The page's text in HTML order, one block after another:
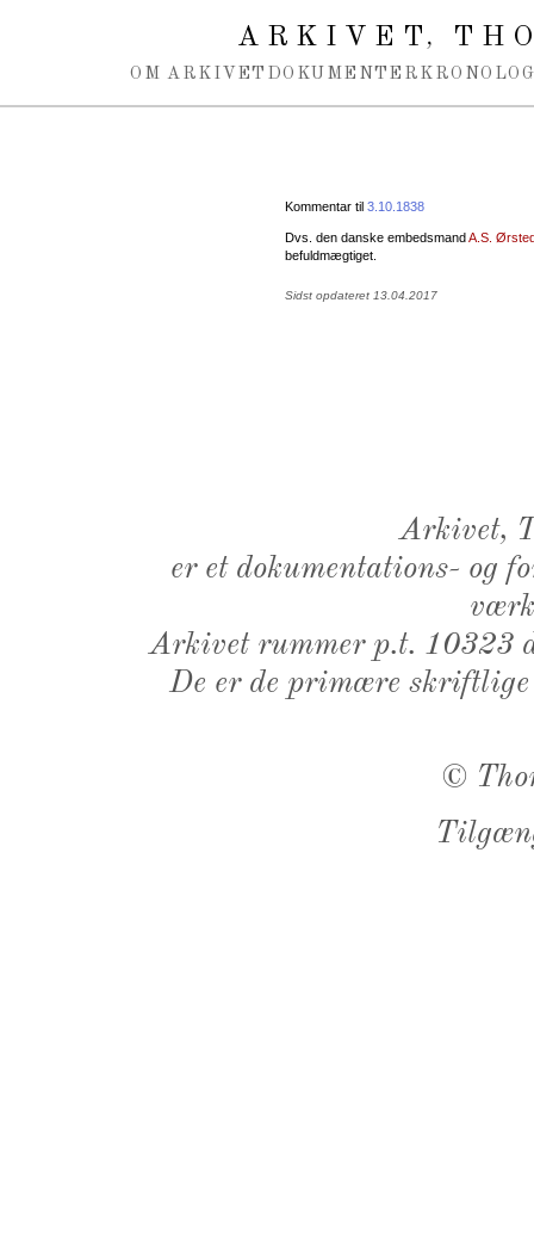
ARKIVET,
OM ARKIVET DOKUMENTER
Kommentar til 3.10.1838
Dvs. den danske embedsmandA.S.
befuldmægtiget.
Sidst opdateret 13.04.2017
Arkivet,
er et dokumentations- og
Arkivet rummer p.t. 10323
De er de primære
©